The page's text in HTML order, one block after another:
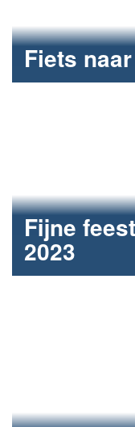
Fiets
Geld inzamelen
Fijne
2023
Energie maken